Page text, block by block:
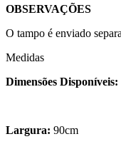
OBSERVAÇÕES
O tampo é enviado
Medidas
Dimensões Disponíveis:
Largura: 90cm